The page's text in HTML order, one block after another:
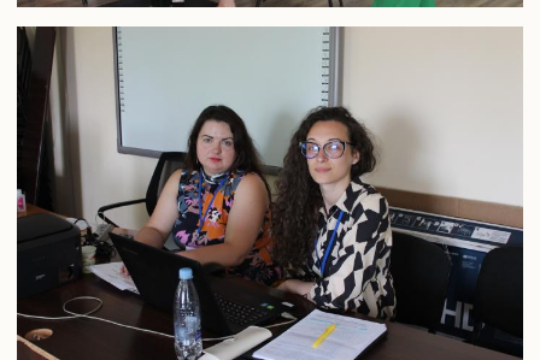
Бібліотека
Корисна інформація
Контакти